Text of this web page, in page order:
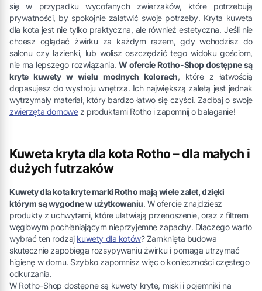
się w przypadku wycofanych zwierzaków, które potrzebują
prywatności, by spokojnie załatwić swoje potrzeby. Kryta kuweta
dla kota jest nie tylko praktyczna, ale również estetyczna. Jeśli nie
chcesz oglądać żwirku za każdym razem, gdy wchodzisz do
salonu czy łazienki, lub wolisz oszczędzić tego widoku gościom,
nie ma lepszego rozwiązania.W ofercie Rotho-Shop dostępne są
kryte kuwety w wielu modnych kolorach, które z łatwością
dopasujesz do wystroju wnętrza. Ich największą zaletą jest jednak
wytrzymały materiał, który bardzo łatwo się czyści. Zadbaj o swoje
zwierzęta domowez produktami Rotho i zapomnij o bałaganie!
Kuweta kryta dla kota Rotho – dla małych i
dużych futrzaków
Kuwety dla kota kryte marki Rotho mają wiele zalet, dzięki
którym są wygodne w użytkowaniu. W ofercie znajdziesz
produkty z uchwytami, które ułatwiają przenoszenie, oraz z filtrem
węglowym pochłaniającym nieprzyjemne zapachy. Dlaczego warto
wybrać ten rodzaj kuwety dla kotów? Zamknięta budowa
skutecznie zapobiega rozsypywaniu żwirku i pomaga utrzymać
higienę w domu. Szybko zapomnisz więc o konieczności częstego
odkurzania.
W Rotho-Shop dostępne są kuwety kryte, miski i pojemniki na